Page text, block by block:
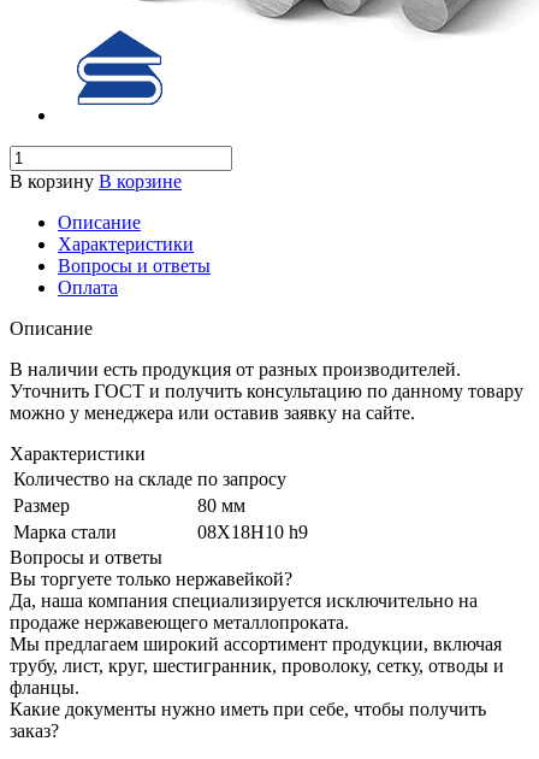
В корзину В корзине
Описание
Характеристики
Вопросы и ответы
Оплата
Описание
В наличии есть продукция от разных производителей.
Уточнить ГОСТ и получить консультацию по данному товару
можно у менеджера или оставив заявку на сайте.
Характеристики
Количество на складе по запросу
Размер
80 мм
Марка стали
08Х18Н10 h9
Вопросы и ответы
Вы торгуете только нержавейкой?
Да, наша компания специализируется исключительно на
продаже нержавеющего металлопроката.
Мы предлагаем широкий ассортимент продукции, включая
трубу, лист, круг, шестигранник, проволоку, сетку, отводы и
фланцы.
Какие документы нужно иметь при себе, чтобы получить
заказ?